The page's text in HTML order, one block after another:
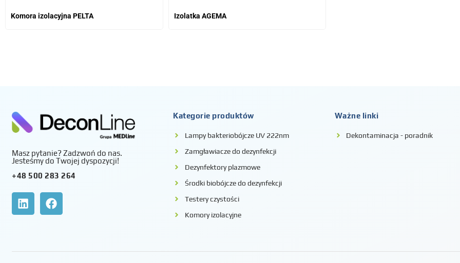
Komora izolacyjna PELTA Izolatka AGEMA
Masz pytanie? Zadzwoń do nas.
Jesteśmy do Twojej dyspozycji!
+48 500 283 264
Kategorie produktów
Lampy bakteriobójcze UV 222nm
Zamgławiacze do dezynfekcji
Dezynfektory plazmowe
Środki biobójcze do dezynfekcji
Testery czystości
Komory izolacyjne
Ważne linki
Dekontaminacja - poradnik